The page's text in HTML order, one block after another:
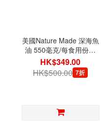
美國Nature Made 深海魚
油 550毫克/每食用份量
300粒軟膠囊
HK$349.00
HK$500.00 7折